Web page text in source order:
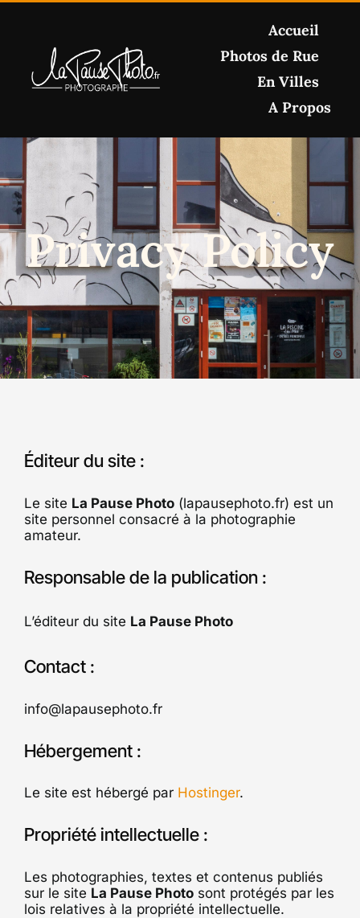
Accueil
Photos de Rue
En Villes
A Propos
Privacy Policy
Éditeur du site :
Le site La Pause Photo(lapausephoto.fr) est un
site personnel consacré à la photographie
amateur.
Responsable de la publication :
L’éditeur du site La Pause Photo
Contact :
info@lapausephoto.fr
Hébergement :
Le site est hébergé par Hostinger.
Propriété intellectuelle :
Les photographies, textes et contenus publiés
sur le site La Pause Photosont protégés par les
lois relatives à la propriété intellectuelle.